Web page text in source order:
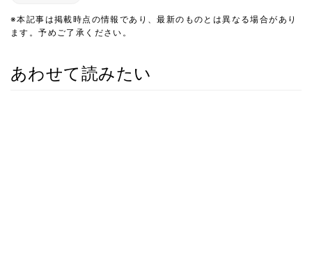
※本記事は掲載時点の情報であり、最新のものとは異なる場合があり
ます。予めご了承ください。
あわせて読みたい